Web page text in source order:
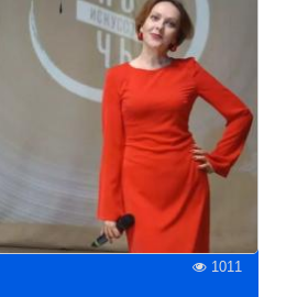
1011